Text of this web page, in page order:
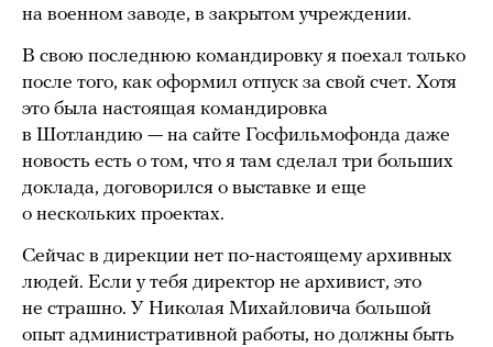
на военном заводе, в закрытом учреждении.
В свою последнюю командировку я поехал только
после того, как оформил отпуск за свой счет. Хотя
это была настоящая командировка
в Шотландию — на сайте Госфильмофонда даже
новость есть о том, что я там сделал три больших
доклада, договорился о выставке и еще
о нескольких проектах.
Сейчас в дирекции нет по-настоящему архивных
людей. Если у тебя директор не архивист, это
не страшно. У Николая Михайловича большой
опыт административной работы, но должны быть